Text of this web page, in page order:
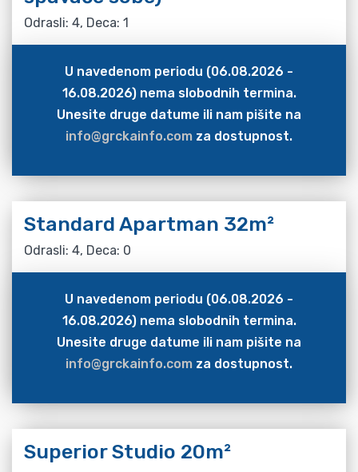
Odrasli: 4, Deca: 1
U navedenom periodu (06.08.2026 -
16.08.2026) nema slobodnih termina.
Unesite druge datume ili nam pišite na
info@grckainfo.com za dostupnost.
Standard Apartman 32m²
Odrasli: 4, Deca: 0
U navedenom periodu (06.08.2026 -
16.08.2026) nema slobodnih termina.
Unesite druge datume ili nam pišite na
info@grckainfo.com za dostupnost.
Superior Studio 20m²